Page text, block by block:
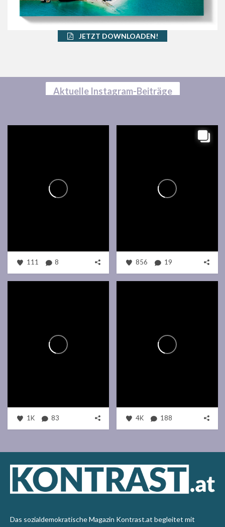
JETZT DOWNLOADEN!
Aktuelle Instagram-Beiträge
111 8 856 19
1K 83 4K 188
Das sozialdemokratische Magazin Kontrast.at begleitet mit